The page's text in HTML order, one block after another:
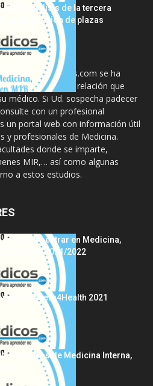
2026: análisis de la tercera
de adjudicación de plazas
en CasiMedicos.com se ha
no substituir, la relación que
médico. Si Ud. sospecha padecer
con un profesional
un portal web con información útil
y profesionales de Medicina.
donde se imparte,
MIR,… así como algunas
a estos estudios.
corte para entrar en Medicina,
2023 vs 2021/2022
Innomakers4Health 2021
Principios de Medicina Interna,